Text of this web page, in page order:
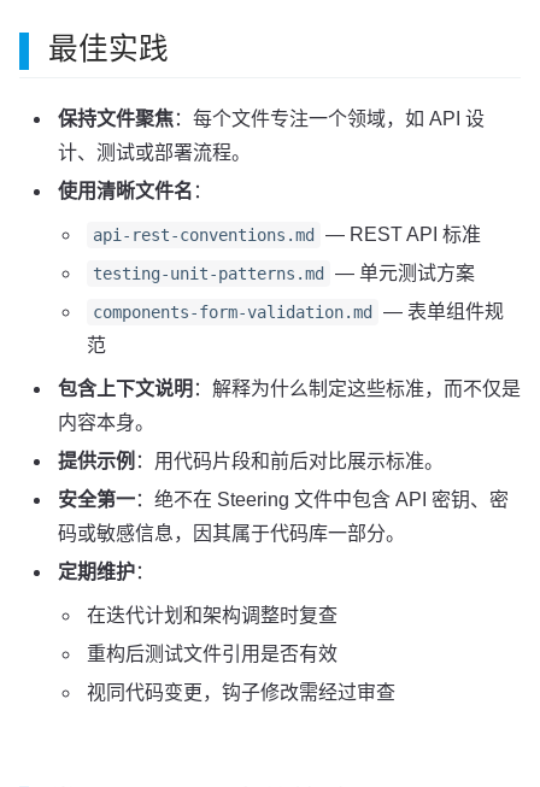
最佳实践
保持文件聚焦：每个文件专注一个领域，如 API 设
计、测试或部署流程。
使用清晰文件名 ：
api-rest-conventions.md — REST API 标准
testing-unit-patterns.md — 单元测试方案
components-form-validation.md
— 表单组件规
范
包含上下文说明 ：解释为什么制定这些标准，而不仅是
内容本身。
提供示例 ：用代码片段和前后对比展示标准。
安全第一：绝不在 Steering 文件中包含 API 密钥、密
码或敏感信息，因其属于代码库一部分。
定期维护：
在迭代计划和架构调整时复查
重构后测试文件引用是否有效
视同代码变更，钩子修改需经过审查